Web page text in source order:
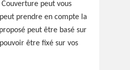
peut vous
prendre en compte la
peut être basé sur
être fixé sur vos